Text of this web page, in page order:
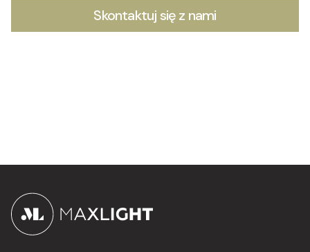
Skontaktuj się z nami